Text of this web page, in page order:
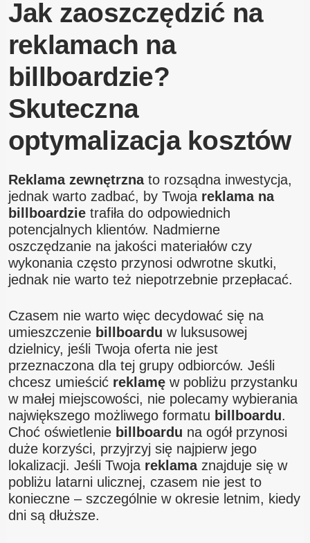
Jak zaoszczędzić na
reklamach na
billboardzie?
Skuteczna
optymalizacja kosztów
Reklama zewnętrznato rozsądna inwestycja,
jednak warto zadbać, by Twoja reklama na
billboardzie trafiła do odpowiednich
potencjalnych klientów. Nadmierne
oszczędzanie na jakości materiałów czy
wykonania często przynosi odwrotne skutki,
jednak nie warto też niepotrzebnie przepłacać.
Czasem nie warto więc decydować się na
umieszczenie billboardu w luksusowej
dzielnicy, jeśli Twoja oferta nie jest
przeznaczona dla tej grupy odbiorców. Jeśli
chcesz umieścić reklamę w pobliżu przystanku
w małej miejscowości, nie polecamy wybierania
największego możliwego formatu billboardu.
Choć oświetlenie billboardu na ogół przynosi
duże korzyści, przyjrzyj się najpierw jego
lokalizacji. Jeśli Twoja reklamaznajduje się w
pobliżu latarni ulicznej, czasem nie jest to
konieczne – szczególnie w okresie letnim, kiedy
dni są dłuższe.